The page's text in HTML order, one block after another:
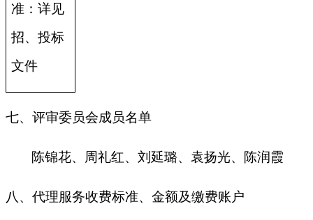
准：详见
招、投标
文件
七、评审委员会成员名单
陈锦花、周礼红、刘延璐、袁扬光、陈润霞
八、代理服务收费标准、金额及缴费账户